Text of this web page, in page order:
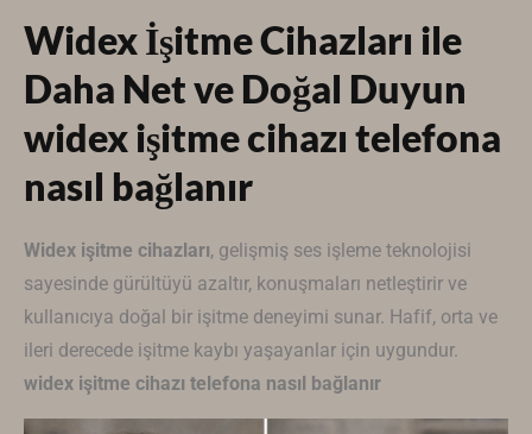
Widex İşitme Cihazları ile
Daha Net ve Doğal Duyun
widex işitme cihazı telefona
nasıl bağlanır
Widex işitme cihazları, gelişmiş ses işleme teknolojisi
sayesinde gürültüyü azaltır, konuşmaları netleştirir ve
kullanıcıya doğal bir işitme deneyimi sunar. Hafif, orta ve
ileri derecede işitme kaybı yaşayanlar için uygundur.
widex işitme cihazı telefona nasıl bağlanır